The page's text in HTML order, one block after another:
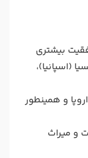
موفقیت بیشتری
(اسپانیا)،
و همینطور
و میراث